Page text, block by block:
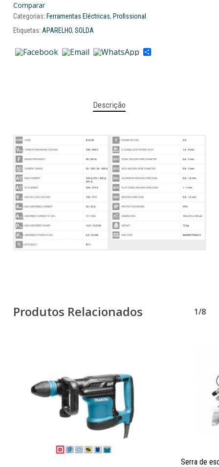
Comparar
Categorias: Ferramentas Eléctricas, Profissional
Etiquetas: APARELHO, SOLDA
Share
Descrição
Produtos Relacionados 1/8
Serra de